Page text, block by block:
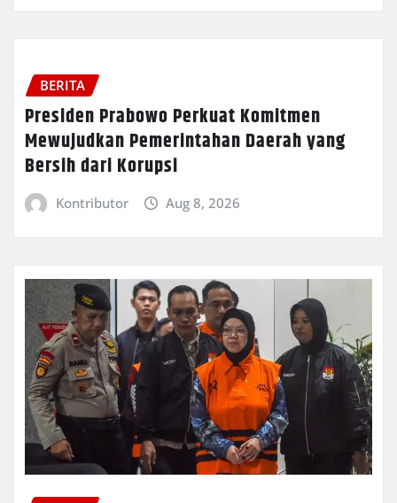
BERITA
Presiden Prabowo Perkuat Komitmen
Mewujudkan Pemerintahan Daerah yang
Bersih dari Korupsi
Kontributor Aug 8, 2026